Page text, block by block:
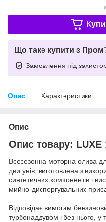
Що таке купити з
Замовлення під
Опис Характеристики
Опис
Опис товару: LUXE
Всесезонна моторна олива
двигунів, виготовлена з
синтетичних компонентів і
мийно-диспергувальних
Відповідає вимогам
турбонаддувом і без нього, у